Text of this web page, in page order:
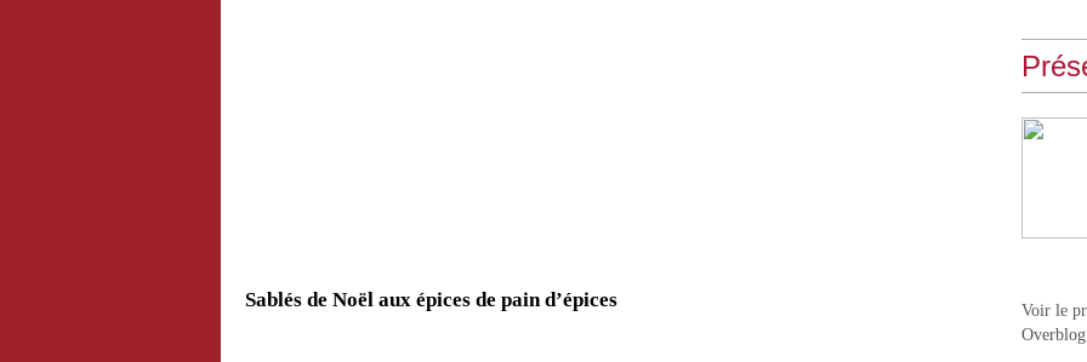
Sablés de Noël aux épices de pain d’épices Voir le
Overblog